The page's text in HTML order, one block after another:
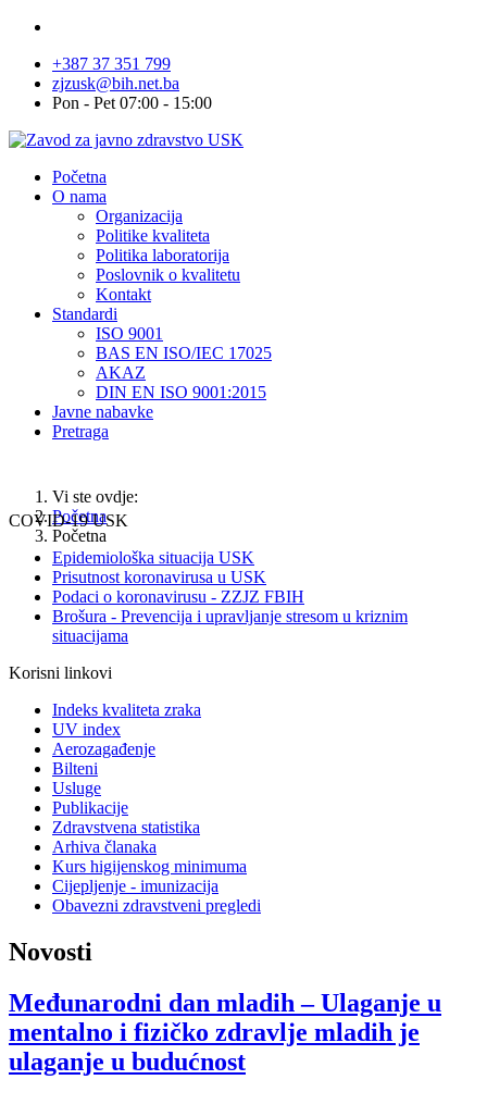
+387 37 351 799
zjzusk@bih.net.ba
Pon - Pet 07:00 - 15:00
Početna
O nama
Organizacija
Politike kvaliteta
Politika laboratorija
Poslovnik o kvalitetu
Kontakt
Standardi
ISO 9001
BAS EN ISO/IEC 17025
AKAZ
DIN EN ISO 9001:2015
Javne nabavke
Pretraga
Vi ste ovdje:
Početna
Početna
COVID-19 USK
Epidemiološka situacija USK
Prisutnost koronavirusa u USK
Podaci o koronavirusu - ZZJZ FBIH
Brošura - Prevencija i upravljanje stresom u kriznim
situacijama
Korisni linkovi
Indeks kvaliteta zraka
UV index
Aerozagađenje
Bilteni
Usluge
Publikacije
Zdravstvena statistika
Arhiva članaka
Kurs higijenskog minimuma
Cijepljenje - imunizacija
Obavezni zdravstveni pregledi
Novosti
Međunarodni dan mladih – Ulaganje u
mentalno i fizičko zdravlje mladih je
ulaganje u budućnost